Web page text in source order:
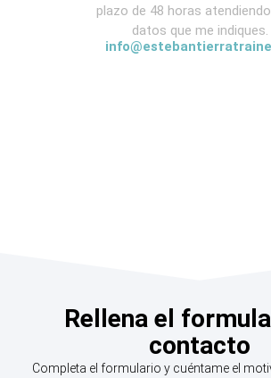
plazo de 48 horas
datos que me indiques.
Rellena el
contacto
Completa el formulario y cuéntame el